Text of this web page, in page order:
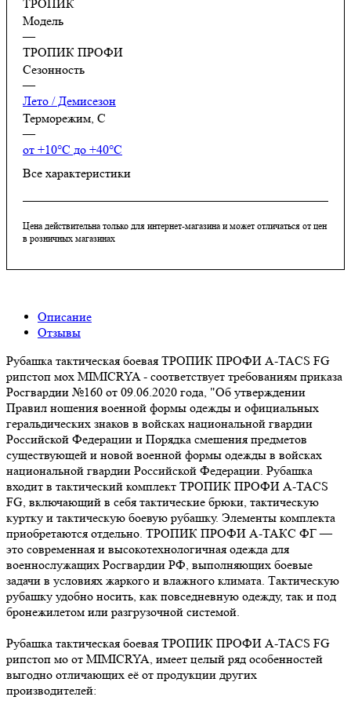
ТРОПИК
Модель
—
ТРОПИК ПРОФИ
Сезонность
—
Лето / Демисезон
Терморежим, C
—
от +10°С до +40°С
Все характеристики
Цена действительна только для интернет-магазина и может отличаться от цен
в розничных магазинах
Описание
Отзывы
Рубашка тактическая боевая ТРОПИК ПРОФИ A-TACS FG
рипстоп мох MIMICRYA - соответствует требованиям приказа
Росгвардии №160 от 09.06.2020 года, "Об утверждении
Правил ношения военной формы одежды и официальных
геральдических знаков в войсках национальной гвардии
Российской Федерации и Порядка смешения предметов
существующей и новой военной формы одежды в войсках
национальной гвардии Российской Федерации. Рубашка
входит в тактический комплект ТРОПИК ПРОФИ A-TACS
FG, включающий в себя тактические брюки, тактическую
куртку и тактическую боевую рубашку. Элементы комплекта
приобретаются отдельно. ТРОПИК ПРОФИ А-ТАКС ФГ —
это современная и высокотехнологичная одежда для
военнослужащих Росгвардии РФ, выполняющих боевые
задачи в условиях жаркого и влажного климата. Тактическую
рубашку удобно носить, как повседневную одежду, так и под
бронежилетом или разгрузочной системой.
Рубашка тактическая боевая ТРОПИК ПРОФИ A-TACS FG
рипстоп мо от MIMICRYA, имеет целый ряд особенностей
выгодно отличающих её от продукции других
производителей: